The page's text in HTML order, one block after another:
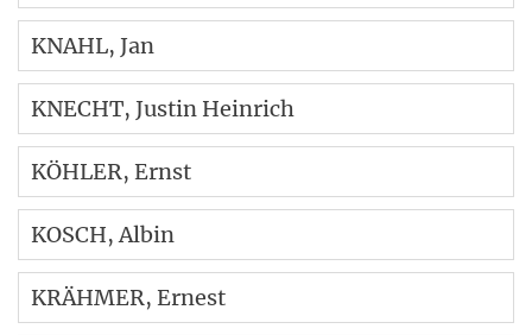
KNAHL, Jan
KNECHT, Justin Heinrich
KÖHLER, Ernst
KOSCH, Albin
KRÄHMER, Ernest